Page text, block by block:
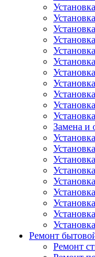
Замена и
Ремонт
Ремонт